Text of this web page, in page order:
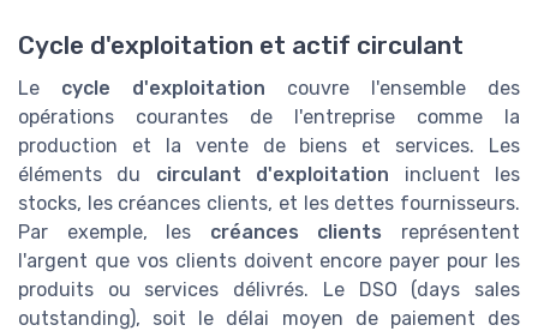
Cycle d'exploitation et actif circulant
Le cycle d'exploitation couvre l'ensemble des
opérations courantes de l'entreprise comme la
production et la vente de biens et services. Les
éléments du circulant d'exploitation incluent les
stocks, les créances clients, et les dettes fournisseurs.
Par exemple, les créances clients représentent
l'argent que vos clients doivent encore payer pour les
produits ou services délivrés. Le DSO (days sales
outstanding), soit le délai moyen de paiement des